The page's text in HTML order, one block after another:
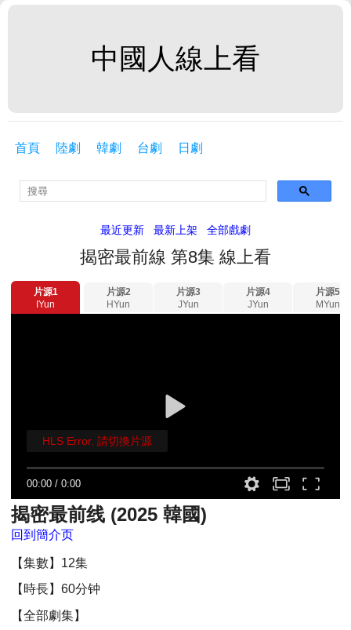
中國人線上看
首頁 陸劇 韓劇 台劇 日劇
最近更新 最新上架 全部戲劇
揭密最前線 第8集 線上看
片源1
IYun
片源2
HYun
片源3
JYun
片源4
JYun
片源5
MYun
00:00 /0:00
HLS Error. 請切換片源
揭密最前线 (2025 韓國)
回到簡介页
【集數】12集
【時長】60分钟
【全部劇集】